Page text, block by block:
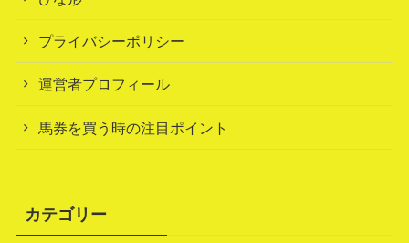
プライバシーポリシー
運営者プロフィール
馬券を買う時の注目ポイント
カテゴリー